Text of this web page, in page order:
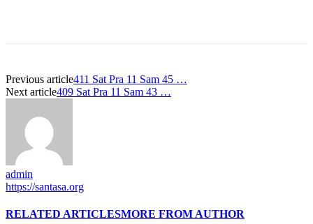
Previous article411 Sat Pra 11 Sam 45 …
Next article409 Sat Pra 11 Sam 43 …
admin
https://santasa.org
RELATED ARTICLESMORE FROM AUTHOR